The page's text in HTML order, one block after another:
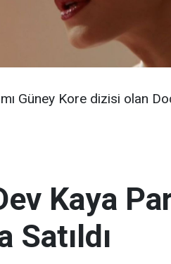
Güney Kore dizisi olan
Kaya
Satıldı